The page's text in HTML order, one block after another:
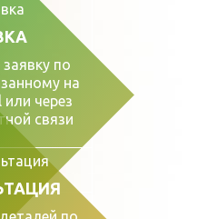
по
на
или через
связи